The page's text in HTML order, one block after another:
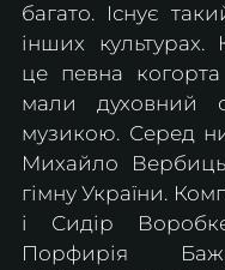
багато. Існує
інших
це певна
мали духовний
музикою. Серед
Михайло
гімну України.
і Сидір
Порфирія